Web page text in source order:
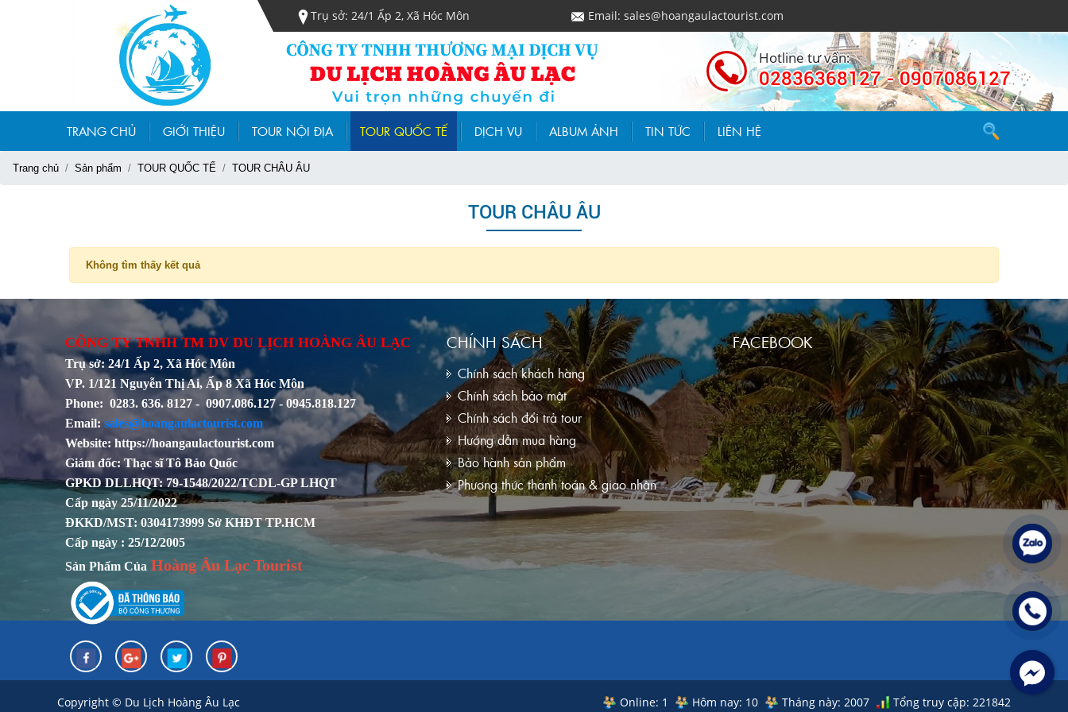
Trụ sở: 24/1 Ấp 2, Xã Hóc Môn Email: sales@hoangaulactourist.com
Hotline tư vấn:
02836368127 - 0907086127
TRANG CHỦ GIỚI THIỆU TOUR NỘI ĐỊA TOUR QUỐC TẾ DỊCH VỤ ALBUM ẢNH TIN TỨC LIÊN HỆ
Trang chủ Sản phẩm TOUR QUỐC TẾ TOUR CHÂU ÂU
TOUR CHÂU ÂU
Không tìm thấy kết quả
CÔNG TY TNHH TM DV DU LỊCH HOÀNG ÂU LẠC
Trụ sở: 24/1 Ấp 2, Xã Hóc Môn
VP. 1/121 Nguyễn Thị Ai, Ấp 8 Xã Hóc Môn
Phone: 0283. 636. 8127 - 0907.086.127 - 0945.818.127
Email: sales@hoangaulactourist.com
Website: https://hoangaulactourist.com
Giám đốc: Thạc sĩ Tô Bảo Quốc
GPKD DLLHQT: 79-1548/2022/TCDL-GP LHQT
Cấp ngày 25/11/2022
ĐKKD/MST: 0304173999 Sở KHĐT TP.HCM
Cấp ngày : 25/12/2005
Sản Phẩm Của Hoàng Âu Lạc Tourist
CHÍNH SÁCH
Chính sách khách hàng
Chính sách bảo mật
Chính sách đổi trả tour
Hướng dẫn mua hàng
Bảo hành sản phẩm
Phương thức thanh toán & giao nhận
FACEBOOK
Copyright © Du Lịch Hoàng Âu Lạc Online: 1 Hôm nay: 10 Tháng này: 2007 Tổng truy cập: 221842